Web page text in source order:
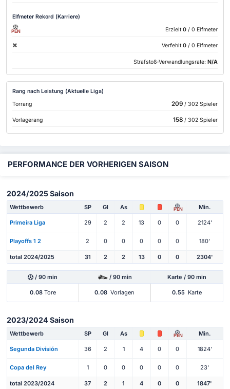
Elfmeter Rekord (Karriere)
PEN Erzielt 0 / 0 Elfmeter
Verfehlt 0 / 0 Elfmeter
Strafstoß-Verwandlungsrate: N/A
Rang nach Leistung (Aktuelle Liga)
Torrang
209/ 302 Spieler
Vorlagerang 158/ 302 Spieler
PERFORMANCE DER VORHERIGEN SAISON
2024/2025 Saison
Wettbewerb SP Gl As PEN Min.
Primeira Liga 29 2 2 13 0 0 2124'
Playoffs 1 2 2 0 0 0 0 0 180'
total 2024/2025 31 2 2 13 0 0 2304'
/ 90 min / 90 min Karte / 90 min
0.08Tore 0.08 Vorlagen 0.55 Karte
2023/2024 Saison
Wettbewerb SP Gl As PEN Min.
Segunda División 36 2 1 4 0 0 1824'
Copa del Rey 1 0 0 0 0 0 23'
total 2023/2024 37 2 1 4 0 0 1847'